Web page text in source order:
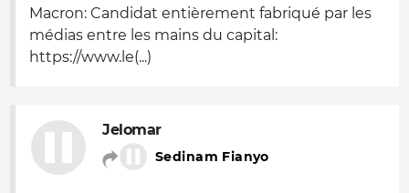
Macron: Candidat entièrement fabriqué par les
médias entre les mains du capital:
https://www.le(...)
Jelomar
Sedinam Fianyo